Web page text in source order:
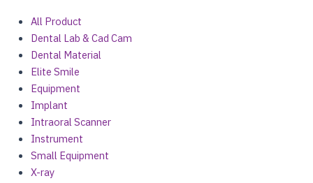
All Product
Dental Lab & Cad Cam
Dental Material
Elite Smile
Equipment
Implant
Intraoral Scanner
Instrument
Small Equipment
X-ray